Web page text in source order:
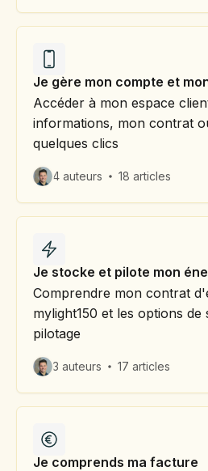
Je gère mon compte et
Accéder à mon espace
informations, mon contrat
quelques clics
4 auteurs 18 articles
Je stocke et pilote mon
Comprendre mon contrat
mylight150 et les options de
pilotage
3 auteurs 17 articles
Je comprends ma facture